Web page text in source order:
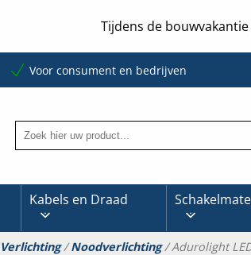
Tijdens de
Voor consument en bedrijven
Kabels en Draad
Verlichting/Noodverlichting/ Adurolight